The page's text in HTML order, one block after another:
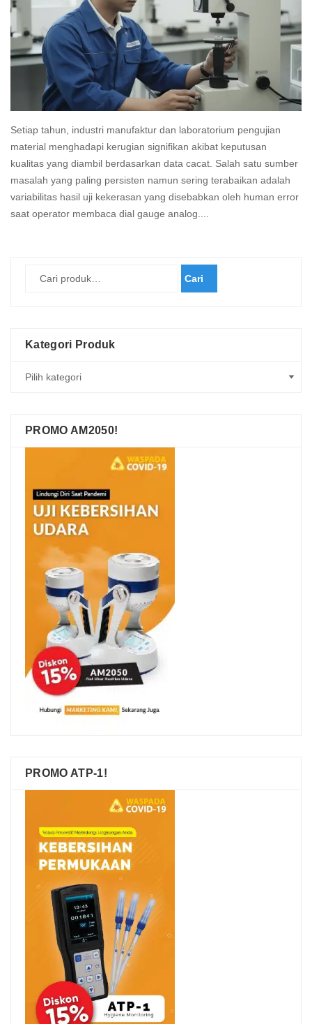
Setiap tahun, industri manufaktur dan laboratorium pengujian
material menghadapi kerugian signifikan akibat keputusan
kualitas yang diambil berdasarkan data cacat. Salah satu sumber
masalah yang paling persisten namun sering terabaikan adalah
variabilitas hasil uji kekerasan yang disebabkan oleh human error
saat operator membaca dial gauge analog....
Cari
Kategori Produk
PROMO AM2050!
PROMO ATP-1!